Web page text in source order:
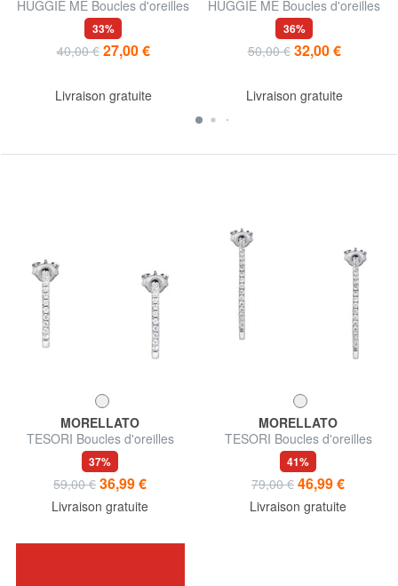
HUGGIE ME Boucles d'oreilles
33%
40,00 € 27,00 €
Livraison gratuite
HUGGIE ME Boucles d'oreilles
pendantes triangulaires avec
strass
36%
50,00 € 32,00 €
Livraison gratuite
MORELLATO
TESORI Boucles d'oreilles
37%
59,00 € 36,99 €
Livraison gratuite
MORELLATO
TESORI Boucles d'oreilles
41%
79,00 € 46,99 €
Livraison gratuite